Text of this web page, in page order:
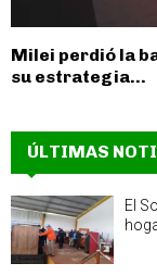
Milei perdió la
su estrategia...
ÚLTIMAS
El